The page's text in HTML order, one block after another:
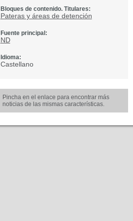
Bloques de contenido. Titulares:
Pateras y áreas de detención
Fuente principal:
ND
Idioma:
Castellano
Pincha en el enlace para encontrar más
noticias de las mismas características.